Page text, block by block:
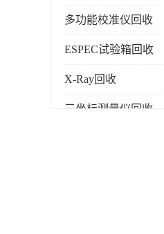
多功能校准仪回收
ESPEC试验箱回收
X-Ray回收
三坐标测量仪回收